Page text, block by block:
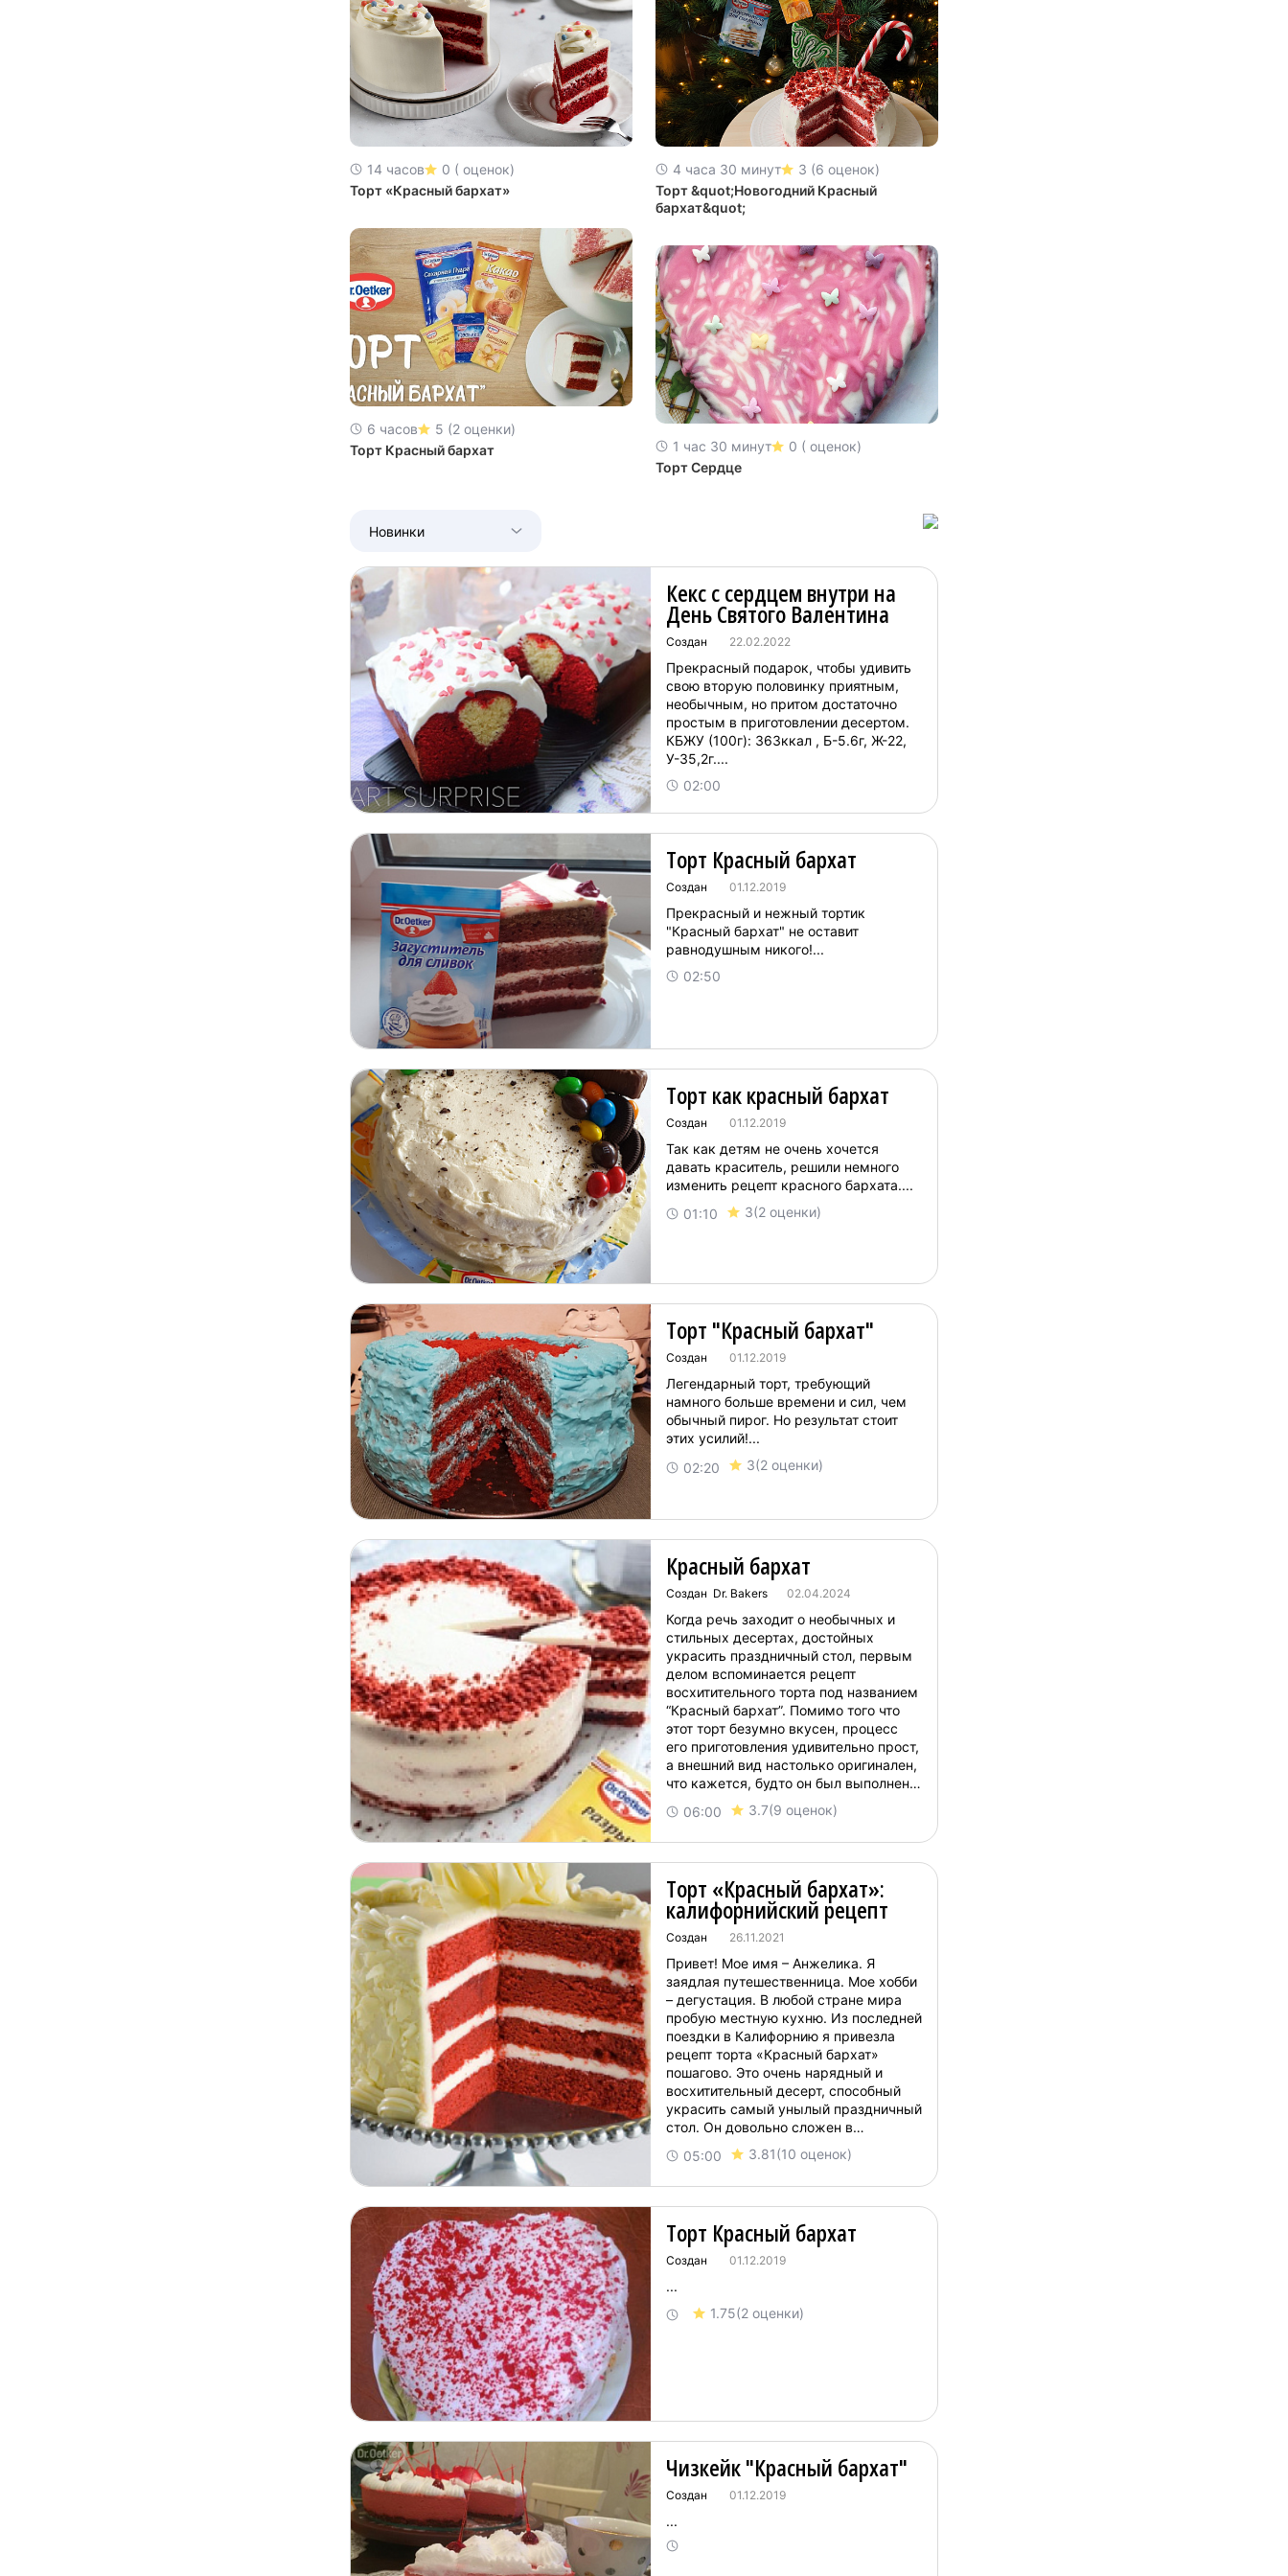
14 часов
0 ( оценок)
Торт «Красный бархат»
6 часов
5 (2 оценки)
Торт Красный бархат
4 часа 30 минут
3 (6 оценок)
Торт &quot;Новогодний Красный
бархат&quot;
1 час 30 минут
0 ( оценок)
Торт Сердце
Новинки
Кекс с сердцем внутри на
День Святого Валентина
Создан 22.02.2022
02:00
Прекрасный подарок, чтобы удивить
свою вторую половинку приятным,
необычным, но притом достаточно
простым в приготовлении десертом.
КБЖУ (100г): 363ккал , Б-5.6г, Ж-22,
У-35,2г....
Торт Красный бархат
Создан 01.12.2019
02:50
Прекрасный и нежный тортик
"Красный бархат" не оставит
равнодушным никого!...
Торт как красный бархат
Создан 01.12.2019
01:10 3(2 оценки)
Так как детям не очень хочется
давать краситель, решили немного
изменить рецепт красного бархата....
Торт "Красный бархат"
Создан 01.12.2019
02:20 3(2 оценки)
Легендарный торт, требующий
намного больше времени и сил, чем
обычный пирог. Но результат стоит
этих усилий!...
Красный бархат
Создан Dr. Bakers 02.04.2024
06:00 3.7(9 оценок)
Когда речь заходит о необычных и
стильных десертах, достойных
украсить праздничный стол, первым
делом вспоминается рецепт
восхитительного торта под названием
“Красный бархат”. Помимо того что
этот торт безумно вкусен, процесс
его приготовления удивительно прост,
а внешний вид настолько оригинален,
что кажется, будто он был выполнен
на заказ в одном из самых лучших
ресторанов....
Торт «Красный бархат»:
калифорнийский рецепт
Создан 26.11.2021
05:00 3.81(10 оценок)
Привет! Мое имя – Анжелика. Я
заядлая путешественница. Мое хобби
– дегустация. В любой стране мира
пробую местную кухню. Из последней
поездки в Калифорнию я привезла
рецепт торта «Красный бархат»
пошагово. Это очень нарядный и
восхитительный десерт, способный
украсить самый унылый праздничный
стол. Он довольно сложен в
приготовлении, но результат стоит
потраченных сил. Рекомендую....
Торт Красный бархат
Создан 01.12.2019
1.75(2 оценки)
...
Чизкейк "Красный бархат"
Создан 01.12.2019
...